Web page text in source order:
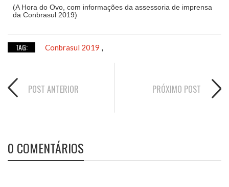
(A Hora do Ovo, com informações da assessoria de imprensa
da Conbrasul 2019)
TAG: Conbrasul 2019 ,
POST ANTERIOR PRÓXIMO POST
0 COMENTÁRIOS